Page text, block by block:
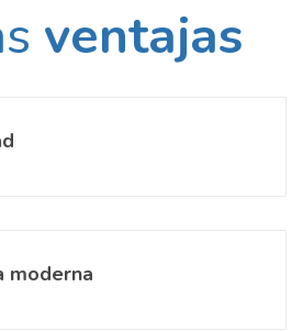
ventajas
moderna